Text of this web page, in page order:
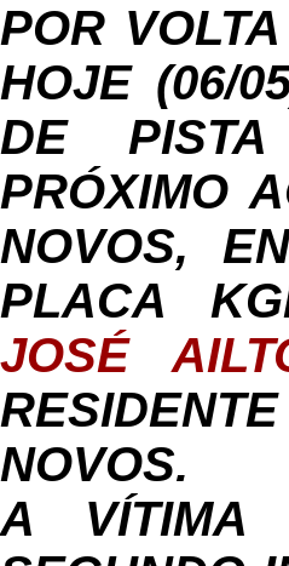
POR
HOJE (06/
DE
PRÓXIMO
NOVOS,
PLACA
JOSÉ
NOVOS.
A VÍTIMA